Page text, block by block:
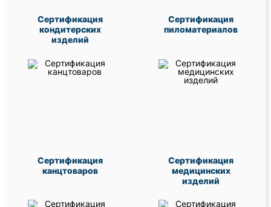
Сертификация
кондитерских
изделий
Сертификация
пиломатериалов
Сертификация
канцтоваров
Сертификация
медицинских
изделий